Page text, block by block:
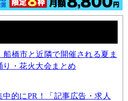
船橋市と近隣で開催される夏ま
り・花火大会まとめ
中的にPR！「記事広告・求人